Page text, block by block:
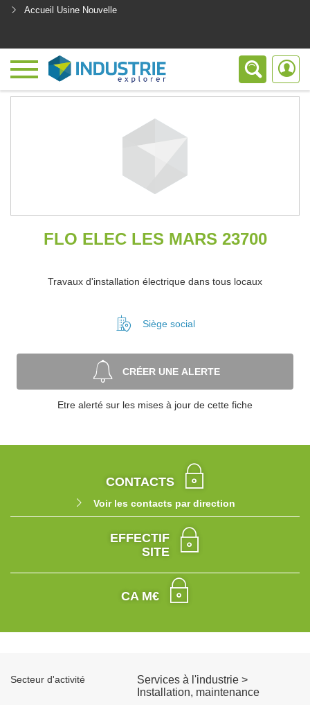
Accueil Usine Nouvelle
FLO ELEC LES MARS 23700
Travaux d'installation électrique dans tous locaux
Siège social
CRÉER UNE ALERTE
Etre alerté sur les mises à jour de cette fiche
CONTACTS
Voir les contacts par direction
EFFECTIF
SITE
CA M€
Secteur d'activité
Services à l'industrie >
Installation, maintenance